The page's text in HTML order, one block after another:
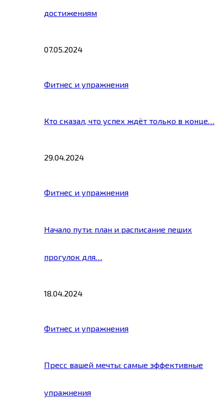
достижениям
07.05.2024
Фитнес и упражнения
Кто сказал, что успех ждёт только в конце…
29.04.2024
Фитнес и упражнения
Начало пути: план и расписание пеших
прогулок для…
18.04.2024
Фитнес и упражнения
Пресс вашей мечты: самые эффективные
упражнения